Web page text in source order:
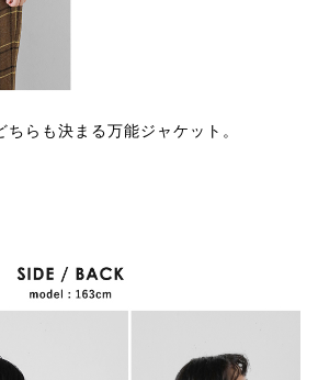
らも決まる万能ジャケット。